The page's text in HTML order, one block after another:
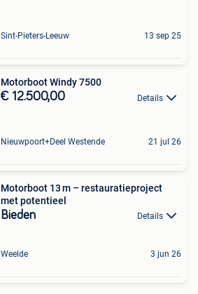
Sint-Pieters-Leeuw 13 sep 25
Motorboot Windy 7500
€ 12.500,00 Details
Nieuwpoort+Deel Westende 21 jul 26
Motorboot 13 m – restauratieproject
met potentieel
Bieden Details
Weelde 3 jun 26